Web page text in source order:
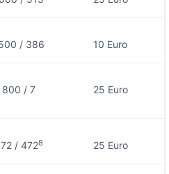
/ 386 10 Euro
800 / 7 25 Euro
/ 4728 25 Euro